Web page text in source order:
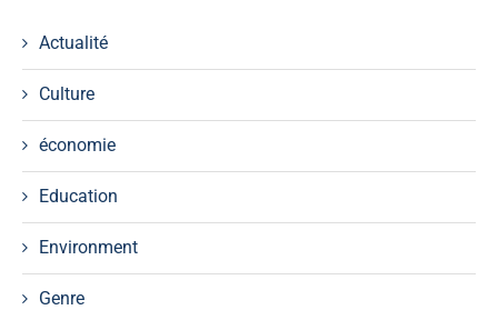
Actualité
Culture
économie
Education
Environment
Genre